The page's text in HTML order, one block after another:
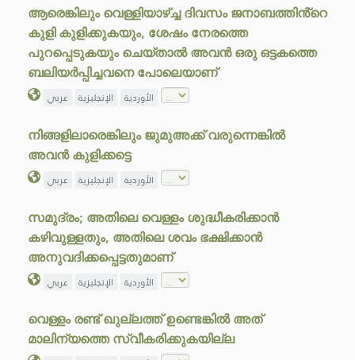
ആരെങ്കിലും വെള്ളിയാഴ്ച്ച ദിവസം ജനാബത്തിൻ്റെ
കുളി കുളിക്കുകയും, ശേഷം നേരത്തെ
പുറപ്പെടുകയും ചെയ്താൽ അവൻ ഒരു ഒട്ടകത്തെ
ബലിയർപ്പിച്ചവനെ പോലെയാണ്
عربي الإنجليزية الأوردية
നിങ്ങളിലാരെങ്കിലും ജുമുഅക്ക് വരുന്നെങ്കിൽ
അവൻ കുളിക്കട്ടെ
عربي الإنجليزية الأوردية
സമുദ്രം; അതിലെ വെള്ളം ശുദ്ധീകരിക്കാൻ
കഴിവുള്ളതും, അതിലെ ശവം ഭക്ഷിക്കാൻ
അനുവദിക്കപ്പെട്ടതുമാണ്
عربي الإنجليزية الأوردية
വെള്ളം രണ്ട് ഖുല്ലത്ത് ഉണ്ടെങ്കിൽ അത്
മാലിന്യത്തെ സ്വീകരിക്കുകയില്ല